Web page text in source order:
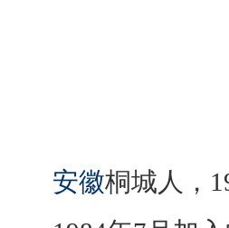
安徽桐城人，